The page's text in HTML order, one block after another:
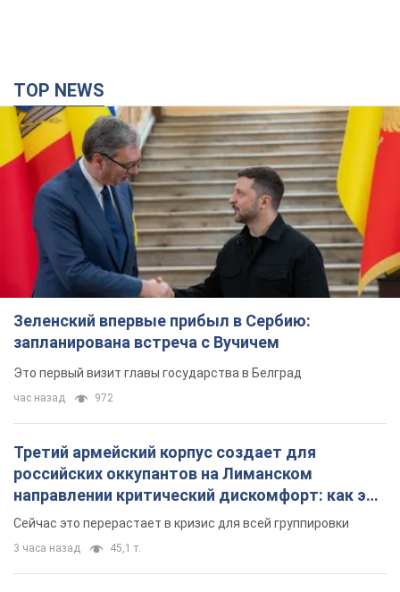
TOP NEWS
Зеленский впервые прибыл в Сербию:
запланирована встреча с Вучичем
Это первый визит главы государства в Белград
час назад 972
Третий армейский корпус создает для
российских оккупантов на Лиманском
направлении критический дискомфорт: как это
удалось
Сейчас это перерастает в кризис для всей группировки
3 часа назад 45,1 т.